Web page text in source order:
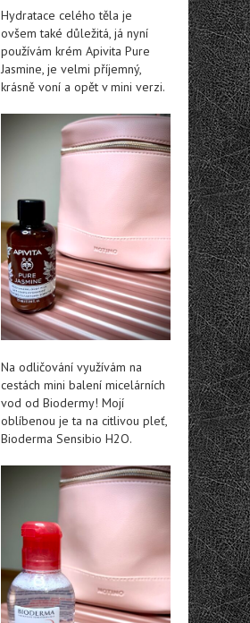
Hydratace celého těla je
ovšem také důležitá, já nyní
používám krém Apivita Pure
Jasmine, je velmi příjemný,
krásně voní a opět v mini verzi.
Na odličování využívám na
cestách mini balení micelárních
vod od Biodermy! Mojí
oblíbenou je ta na citlivou pleť,
Bioderma Sensibio H2O.